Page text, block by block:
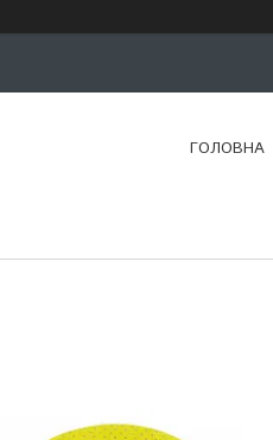
ГОЛОВНА